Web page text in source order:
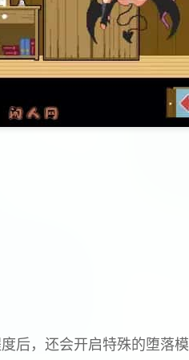
后，还会开启特殊的堕落